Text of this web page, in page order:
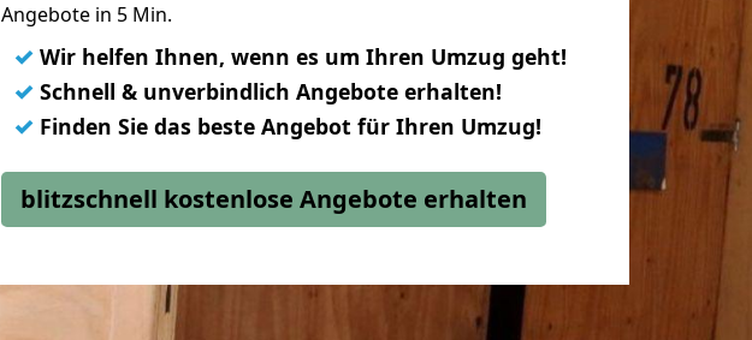
Angebote in 5 Min.
✓ Wir helfen Ihnen, wenn es um Ihren Umzug geht!
✓ Schnell & unverbindlich Angebote erhalten!
✓ Finden Sie das beste Angebot für Ihren Umzug!
blitzschnell kostenlose Angebote erhalten